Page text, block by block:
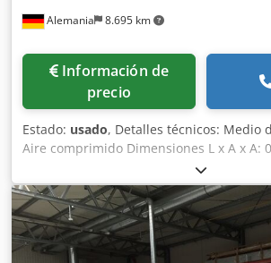
Alemania 8.695 km
Información de
precio
Estado: usado, Detalles técnicos: Medio
Aire comprimido Dimensiones L x A x A:
Credpfx Aou Nu Sfslgef Dosificación de
Construcción de chapa de acero con
angular de acero Funcionamiento
almacenamiento: -Tamaño L: 1250 x An:
Capacidad aprox. 400 litros -Conexión